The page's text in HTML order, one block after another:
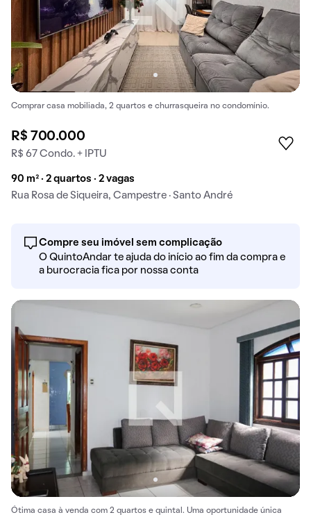
Comprar casa mobiliada, 2 quartos e churrasqueira no condomínio.
R$ 700.000
R$ 67 Condo. + IPTU
90 m² · 2 quartos · 2 vagas
Rua Rosa de Siqueira, Campestre · Santo André
Compre seu imóvel sem complicação
O QuintoAndar te ajuda do início ao fim da compra e
a burocracia fica por nossa conta
Ótima casa à venda com 2 quartos e quintal. Uma oportunidade única